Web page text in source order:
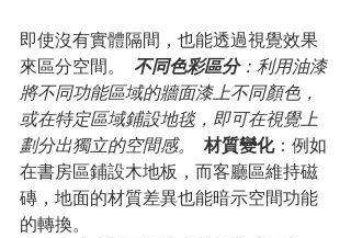
即使沒有實體隔間，也能透過視覺效果
來區分空間。
不同色彩區分：利用油漆
將不同功能區域的牆面漆上不同顏色，
或在特定區域鋪設地毯，即可在視覺上
劃分出獨立的空間感。
材質變化：例如
在書房區鋪設木地板，而客廳區維持磁
磚，地面的材質差異也能暗示空間功能
的轉換。